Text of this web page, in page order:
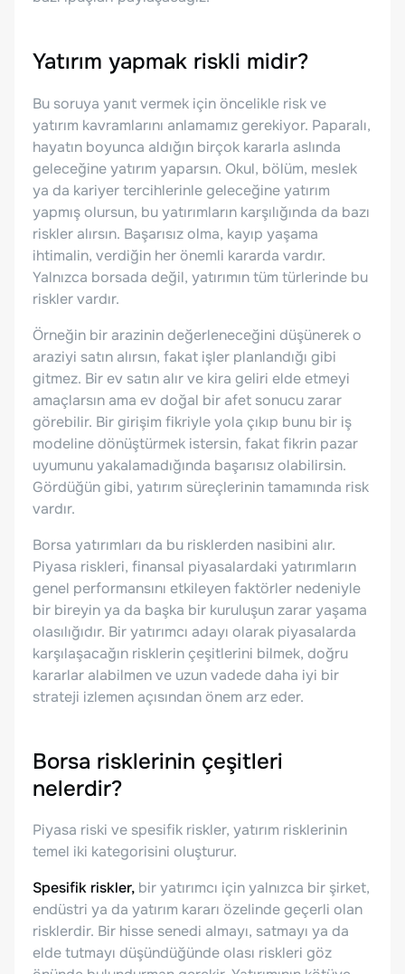
Yatırım yapmak riskli midir?
Bu soruya yanıt vermek için öncelikle risk ve
yatırım kavramlarını anlamamız gerekiyor. Paparalı,
hayatın boyunca aldığın birçok kararla aslında
geleceğine yatırım yaparsın. Okul, bölüm, meslek
ya da kariyer tercihlerinle geleceğine yatırım
yapmış olursun, bu yatırımların karşılığında da bazı
riskler alırsın. Başarısız olma, kayıp yaşama
ihtimalin, verdiğin her önemli kararda vardır.
Yalnızca borsada değil, yatırımın tüm türlerinde bu
riskler vardır.
Örneğin bir arazinin değerleneceğini düşünerek o
araziyi satın alırsın, fakat işler planlandığı gibi
gitmez. Bir ev satın alır ve kira geliri elde etmeyi
amaçlarsın ama ev doğal bir afet sonucu zarar
görebilir. Bir girişim fikriyle yola çıkıp bunu bir iş
modeline dönüştürmek istersin, fakat fikrin pazar
uyumunu yakalamadığında başarısız olabilirsin.
Gördüğün gibi, yatırım süreçlerinin tamamında risk
vardır.
Borsa yatırımları da bu risklerden nasibini alır.
Piyasa riskleri, finansal piyasalardaki yatırımların
genel performansını etkileyen faktörler nedeniyle
bir bireyin ya da başka bir kuruluşun zarar yaşama
olasılığıdır. Bir yatırımcı adayı olarak piyasalarda
karşılaşacağın risklerin çeşitlerini bilmek, doğru
kararlar alabilmen ve uzun vadede daha iyi bir
strateji izlemen açısından önem arz eder.
Borsa risklerinin çeşitleri
nelerdir?
Piyasa riski ve spesifik riskler, yatırım risklerinin
temel iki kategorisini oluşturur.
Spesifik riskler, bir yatırımcı için yalnızca bir şirket,
endüstri ya da yatırım kararı özelinde geçerli olan
risklerdir. Bir hisse senedi almayı, satmayı ya da
elde tutmayı düşündüğünde olası riskleri göz